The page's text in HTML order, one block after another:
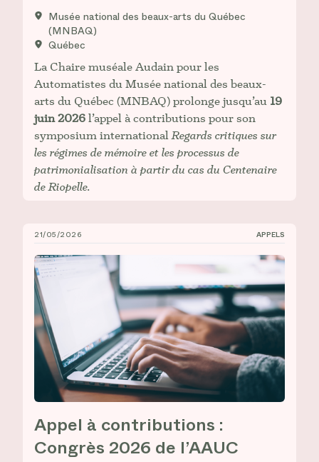
Musée national des beaux-arts du Québec
(MNBAQ)
Québec
La Chaire muséale Audain pour les
Automatistes du Musée national des beaux-
arts du Québec (MNBAQ) prolonge jusqu’au 19
juin 2026 l’appel à contributions pour son
symposium internationalRegards critiques sur
les régimes de mémoire et les processus de
patrimonialisation à partir du cas du Centenaire
de Riopelle.
Appel à contributions : Congrès 2026 de l’AAUC
21/05/2026 APPELS
Appel à contributions :
Congrès 2026 de l’AAUC